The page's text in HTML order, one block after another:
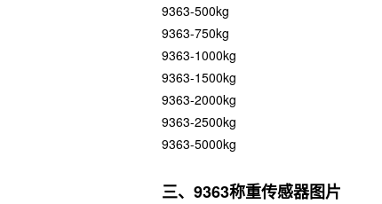
9363-500kg
9363-750kg
9363-1000kg
9363-1500kg
9363-2000kg
9363-2500kg
9363-5000kg
三、9363称重传感器图片